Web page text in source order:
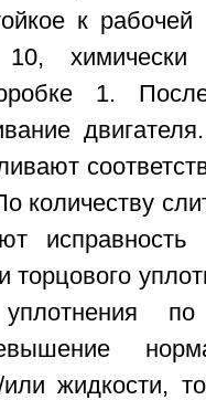
к
1.
количеству
торцового
жидкости,